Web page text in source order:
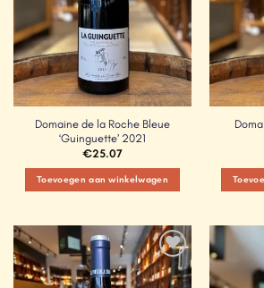
Domaine de la Roche Bleue
‘Guinguette’ 2021
€25.07
Toevoegen aan winkelwagen
Add to
Wishlist